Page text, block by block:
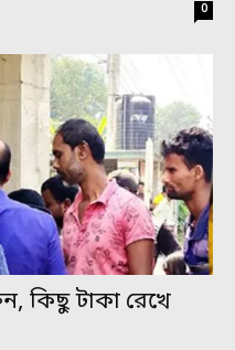
0
কিছু টাকা রেখে